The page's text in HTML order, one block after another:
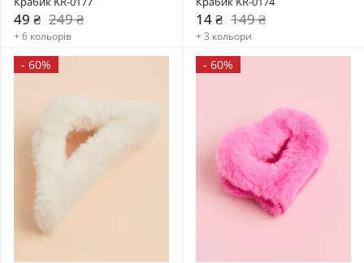
49 ₴ 249 ₴
+ 6 кольорів
14 ₴ 149 ₴
+ 3 кольори
- 60% - 60%